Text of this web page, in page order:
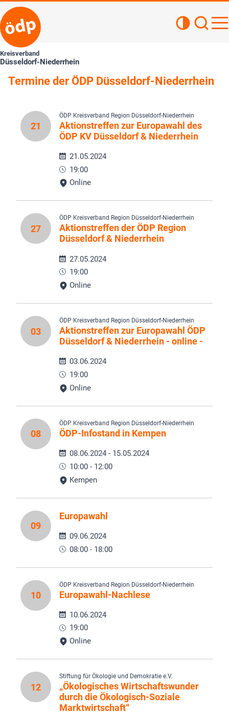
Kreisverband
Düsseldorf-Niederrhein
Termine der ÖDP Düsseldorf-Niederrhein
21
ÖDP Kreisverband Region Düsseldorf-Niederrhein
Aktionstreffen zur Europawahl des
ÖDP KV Düsseldorf & Niederrhein
21.05.2024
19:00
Online
27
ÖDP Kreisverband Region Düsseldorf-Niederrhein
Aktionstreffen der ÖDP Region
Düsseldorf & Niederrhein
27.05.2024
19:00
Online
03
ÖDP Kreisverband Region Düsseldorf-Niederrhein
Aktionstreffen zur Europawahl ÖDP
Düsseldorf & Niederrhein - online -
03.06.2024
19:00
Online
08
ÖDP Kreisverband Region Düsseldorf-Niederrhein
ÖDP-Infostand in Kempen
08.06.2024 - 15.05.2024
10:00 - 12:00
Kempen
09
Europawahl
09.06.2024
08:00 - 18:00
10
ÖDP Kreisverband Region Düsseldorf-Niederrhein
Europawahl-Nachlese
10.06.2024
19:00
Online
12
Stiftung für Ökologie und Demokratie e.V.
„Ökologisches Wirtschaftswunder
durch die Ökologisch-Soziale
Marktwirtschaft“